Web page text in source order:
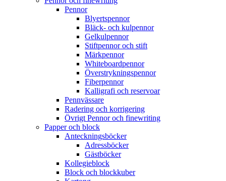
Pennor
Blyertspennor
Bläck- och kulpennor
Gelkulpennor
Stiftpennor och stift
Märkpennor
Whiteboardpennor
Överstrykningspennor
Fiberpennor
Kalligrafi och reservoar
Pennvässare
Radering och korrigering
Övrigt Pennor och finewriting
Papper och block
Anteckningsböcker
Adressböcker
Gästböcker
Kollegieblock
Block och blockkuber